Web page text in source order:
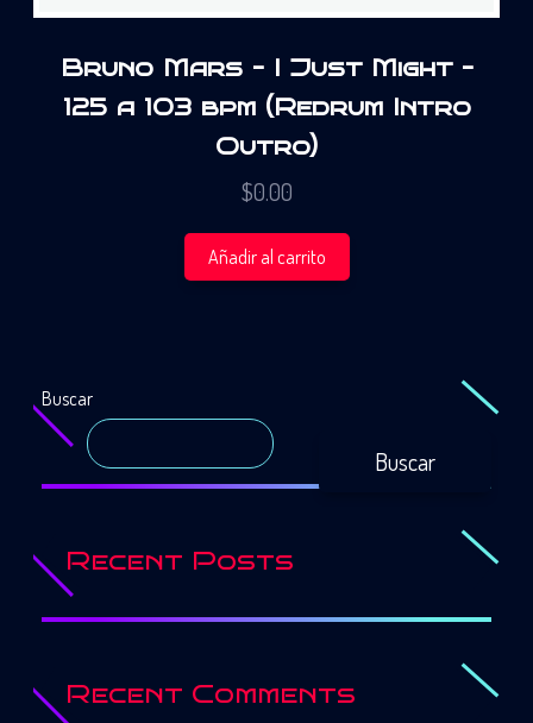
Bruno Mars – I Just Might –
125 a 103 bpm (Redrum Intro
Outro)
$0.00
Añadir al carrito
Buscar
Buscar
Recent Posts
Recent Comments